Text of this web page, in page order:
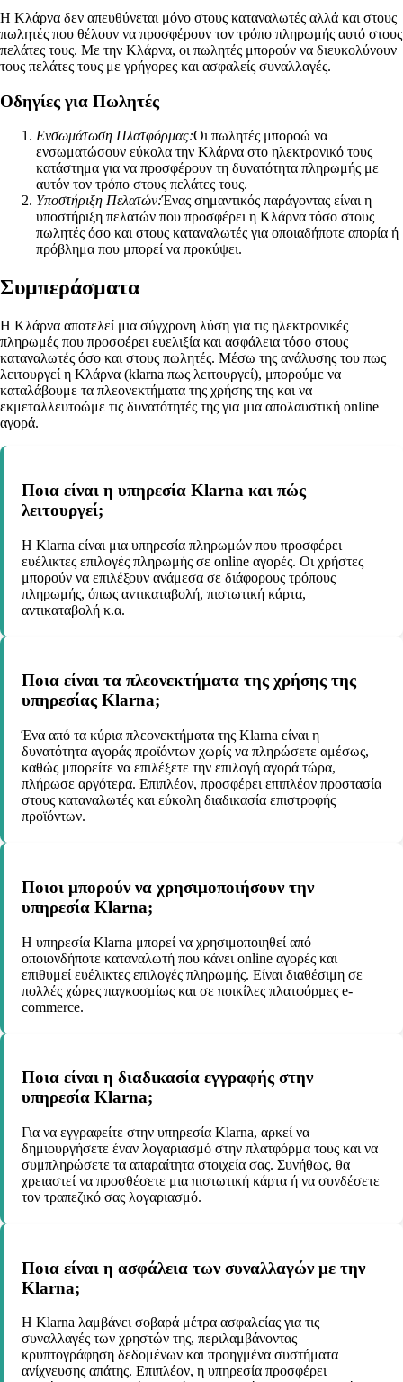
Η Κλάρνα δεν απευθύνεται μόνο στους καταναλωτές αλλά και στους
πωλητές που θέλουν να προσφέρουν τον τρόπο πληρωμής αυτό στους
πελάτες τους. Με την Κλάρνα, οι πωλητές μπορούν να διευκολύνουν
τους πελάτες τους με γρήγορες και ασφαλείς συναλλαγές.
Οδηγίες για Πωλητές
Ενσωμάτωση Πλατφόρμας:Οι πωλητές μποροώ να
ενσωματώσουν εύκολα την Κλάρνα στο ηλεκτρονικό τους
κατάστημα για να προσφέρουν τη δυνατότητα πληρωμής με
αυτόν τον τρόπο στους πελάτες τους.
Υποστήριξη Πελατών:Ένας σημαντικός παράγοντας είναι η
υποστήριξη πελατών που προσφέρει η Κλάρνα τόσο στους
πωλητές όσο και στους καταναλωτές για οποιαδήποτε απορία ή
πρόβλημα που μπορεί να προκύψει.
Συμπεράσματα
Η Κλάρνα αποτελεί μια σύγχρονη λύση για τις ηλεκτρονικές
πληρωμές που προσφέρει ευελιξία και ασφάλεια τόσο στους
καταναλωτές όσο και στους πωλητές. Μέσω της ανάλυσης του πως
λειτουργεί η Κλάρνα (klarna πως λειτουργεί), μπορούμε να
καταλάβουμε τα πλεονεκτήματα της χρήσης της και να
εκμεταλλευτοώμε τις δυνατότητές της για μια απολαυστική online
αγορά.
Ποια είναι η υπηρεσία Klarna και πώς
λειτουργεί;
Η Klarna είναι μια υπηρεσία πληρωμών που προσφέρει
ευέλικτες επιλογές πληρωμής σε online αγορές. Οι χρήστες
μπορούν να επιλέξουν ανάμεσα σε διάφορους τρόπους
πληρωμής, όπως αντικαταβολή, πιστωτική κάρτα,
αντικαταβολή κ.α.
Ποια είναι τα πλεονεκτήματα της χρήσης της
υπηρεσίας Klarna;
Ένα από τα κύρια πλεονεκτήματα της Klarna είναι η
δυνατότητα αγοράς προϊόντων χωρίς να πληρώσετε αμέσως,
καθώς μπορείτε να επιλέξετε την επιλογή αγορά τώρα,
πλήρωσε αργότερα. Επιπλέον, προσφέρει επιπλέον προστασία
στους καταναλωτές και εύκολη διαδικασία επιστροφής
προϊόντων.
Ποιοι μπορούν να χρησιμοποιήσουν την
υπηρεσία Klarna;
Η υπηρεσία Klarna μπορεί να χρησιμοποιηθεί από
οποιονδήποτε καταναλωτή που κάνει online αγορές και
επιθυμεί ευέλικτες επιλογές πληρωμής. Είναι διαθέσιμη σε
πολλές χώρες παγκοσμίως και σε ποικίλες πλατφόρμες e-
commerce.
Ποια είναι η διαδικασία εγγραφής στην
υπηρεσία Klarna;
Για να εγγραφείτε στην υπηρεσία Klarna, αρκεί να
δημιουργήσετε έναν λογαριασμό στην πλατφόρμα τους και να
συμπληρώσετε τα απαραίτητα στοιχεία σας. Συνήθως, θα
χρειαστεί να προσθέσετε μια πιστωτική κάρτα ή να συνδέσετε
τον τραπεζικό σας λογαριασμό.
Ποια είναι η ασφάλεια των συναλλαγών με την
Klarna;
Η Klarna λαμβάνει σοβαρά μέτρα ασφαλείας για τις
συναλλαγές των χρηστών της, περιλαμβάνοντας
κρυπτογράφηση δεδομένων και προηγμένα συστήματα
ανίχνευσης απάτης. Επιπλέον, η υπηρεσία προσφέρει